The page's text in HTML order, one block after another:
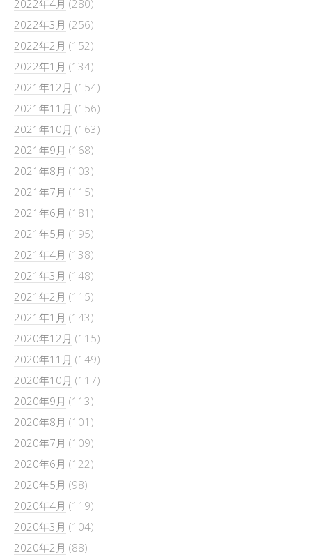
2022年4月 (280)
2022年3月 (256)
2022年2月 (152)
2022年1月 (134)
2021年12月 (154)
2021年11月 (156)
2021年10月 (163)
2021年9月 (168)
2021年8月 (103)
2021年7月 (115)
2021年6月 (181)
2021年5月 (195)
2021年4月 (138)
2021年3月 (148)
2021年2月 (115)
2021年1月 (143)
2020年12月 (115)
2020年11月 (149)
2020年10月 (117)
2020年9月 (113)
2020年8月 (101)
2020年7月 (109)
2020年6月 (122)
2020年5月 (98)
2020年4月 (119)
2020年3月 (104)
2020年2月 (88)